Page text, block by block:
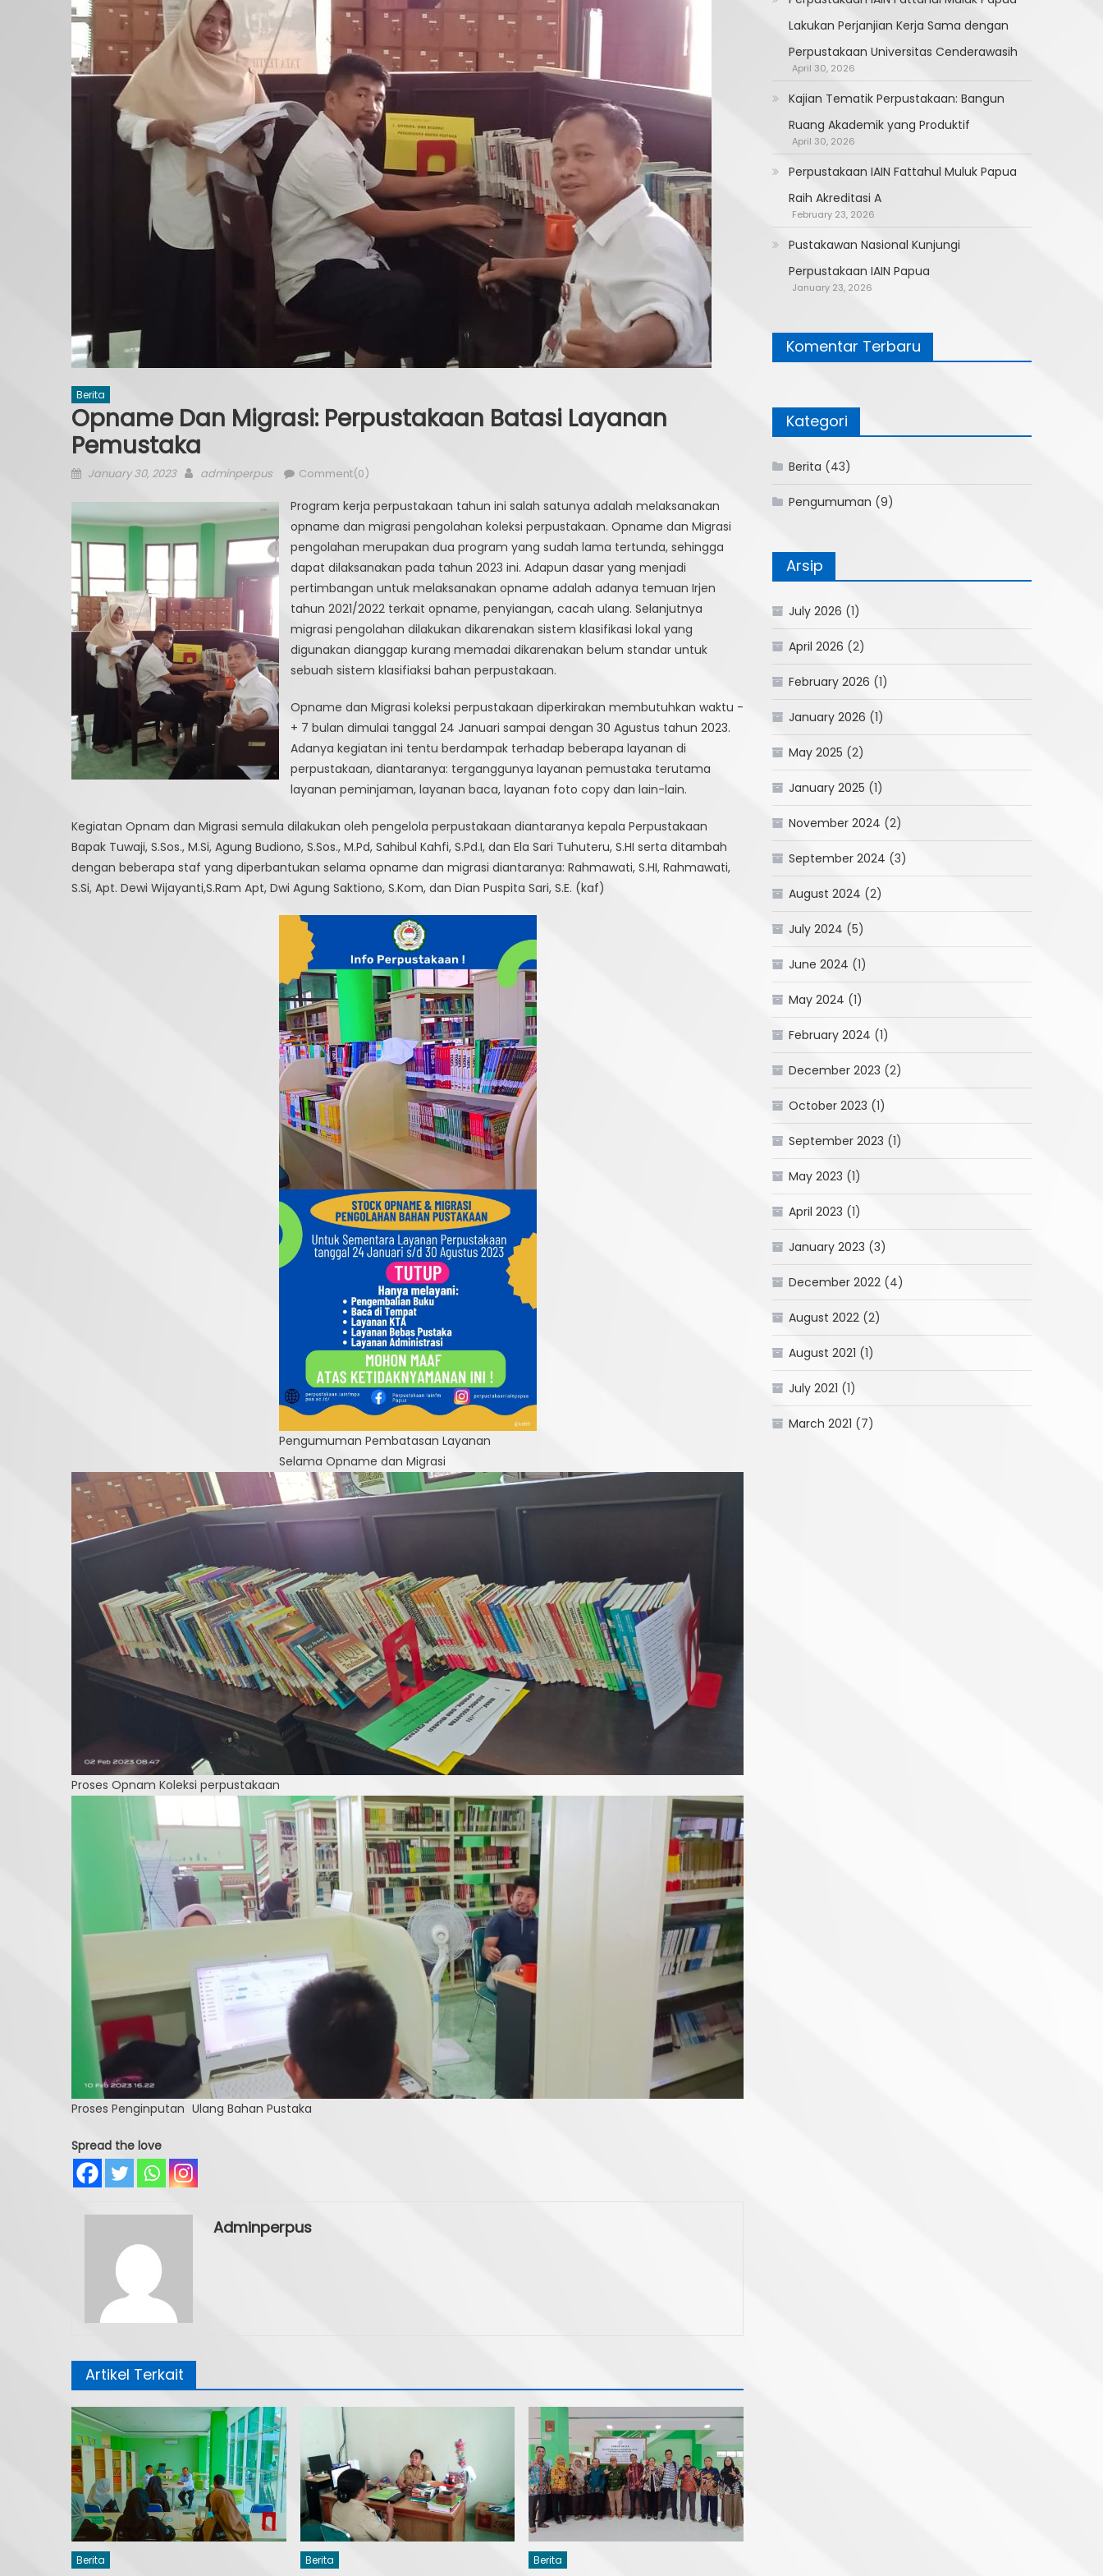
Berita
Opname Dan Migrasi: Perpustakaan Batasi Layanan
Pemustaka
Posted
January 30, 2023 Author
adminperpus Comment(0)
Program kerja perpustakaan tahun ini salah satunya adalah melaksanakan
opname dan migrasi pengolahan koleksi perpustakaan. Opname dan Migrasi
pengolahan merupakan dua program yang sudah lama tertunda, sehingga
dapat dilaksanakan pada tahun 2023 ini. Adapun dasar yang menjadi
pertimbangan untuk melaksanakan opname adalah adanya temuan Irjen
tahun 2021/2022 terkait opname, penyiangan, cacah ulang. Selanjutnya
migrasi pengolahan dilakukan dikarenakan sistem klasifikasi lokal yang
digunakan dianggap kurang memadai dikarenakan belum standar untuk
sebuah sistem klasifiaksi bahan perpustakaan.
Opname dan Migrasi koleksi perpustakaan diperkirakan membutuhkan waktu -
+ 7 bulan dimulai tanggal 24 Januari sampai dengan 30 Agustus tahun 2023.
Adanya kegiatan ini tentu berdampak terhadap beberapa layanan di
perpustakaan, diantaranya: terganggunya layanan pemustaka terutama
layanan peminjaman, layanan baca, layanan foto copy dan lain-lain.
Kegiatan Opnam dan Migrasi semula dilakukan oleh pengelola perpustakaan diantaranya kepala Perpustakaan
Bapak Tuwaji, S.Sos., M.Si, Agung Budiono, S.Sos., M.Pd, Sahibul Kahfi, S.Pd.I, dan Ela Sari Tuhuteru, S.HI serta ditambah
dengan beberapa staf yang diperbantukan selama opname dan migrasi diantaranya: Rahmawati, S.HI, Rahmawati,
S.Si, Apt. Dewi Wijayanti,S.Ram Apt, Dwi Agung Saktiono, S.Kom, dan Dian Puspita Sari, S.E. (kaf)
Pengumuman Pembatasan Layanan
Selama Opname dan Migrasi
Proses Opnam Koleksi perpustakaan
Proses Penginputan Ulang Bahan Pustaka
Spread the love
Adminperpus
Artikel Terkait
Berita Berita Berita
Lakukan Perjanjian Kerja Sama dengan
Perpustakaan Universitas Cenderawasih
April 30, 2026
Kajian Tematik Perpustakaan: Bangun
Ruang Akademik yang Produktif
April 30, 2026
Perpustakaan IAIN Fattahul Muluk Papua
Raih Akreditasi A
February 23, 2026
Pustakawan Nasional Kunjungi
Perpustakaan IAIN Papua
January 23, 2026
Komentar Terbaru
Kategori
Berita (43)
Pengumuman (9)
Arsip
July 2026 (1)
April 2026 (2)
February 2026 (1)
January 2026 (1)
May 2025 (2)
January 2025 (1)
November 2024 (2)
September 2024 (3)
August 2024 (2)
July 2024 (5)
June 2024 (1)
May 2024 (1)
February 2024 (1)
December 2023 (2)
October 2023 (1)
September 2023 (1)
May 2023 (1)
April 2023 (1)
January 2023 (3)
December 2022 (4)
August 2022 (2)
August 2021 (1)
July 2021 (1)
March 2021 (7)